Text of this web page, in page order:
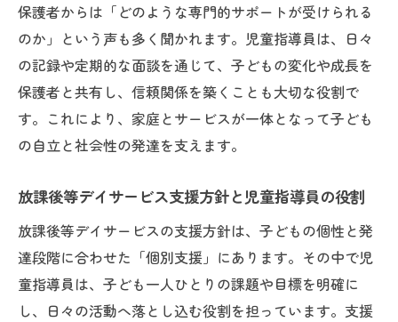
の現場技
放課後等デイサービスの支援記録と児童指
導員の工夫
児童指導員が考える支援プログラム例の活
用法
実践例
支援方針に悩むなら知っておきたい放課後等デ
イサービス
児童指導員と考える放課後等デイサービス
支援方針
保護者からは「どのような専門的サポートが受けられる
のか」という声も多く聞かれます。児童指導員は、日々
の記録や定期的な面談を通じて、子どもの変化や成長を
保護者と共有し、信頼関係を築くことも大切な役割で
す。これにより、家庭とサービスが一体となって子ども
の自立と社会性の発達を支えます。
放課後等デイサービス支援方針と児童指導員の役割
放課後等デイサービスの支援方針は、子どもの個性と発
達段階に合わせた「個別支援」にあります。その中で児
童指導員は、子ども一人ひとりの課題や目標を明確に
し、日々の活動へ落とし込む役割を担っています。支援